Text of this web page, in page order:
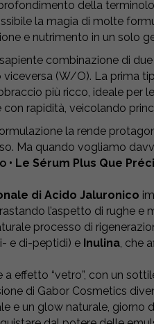
della
la magia di molte
e nutrimento in un solo
sapiente combinazione di
(W/O). La prima
più ricco, ideale per
con rapidità, veicolando
la rende
Ma quando vogliamo
• Le Sérum Plus Que
di Acido Jaluronico
l’aspetto di rughe
processo di
e di-peptidi) e Inulina, che
a effetto “vetro”, con un
di Gabor Cosmetics
e un glow naturale, giorno